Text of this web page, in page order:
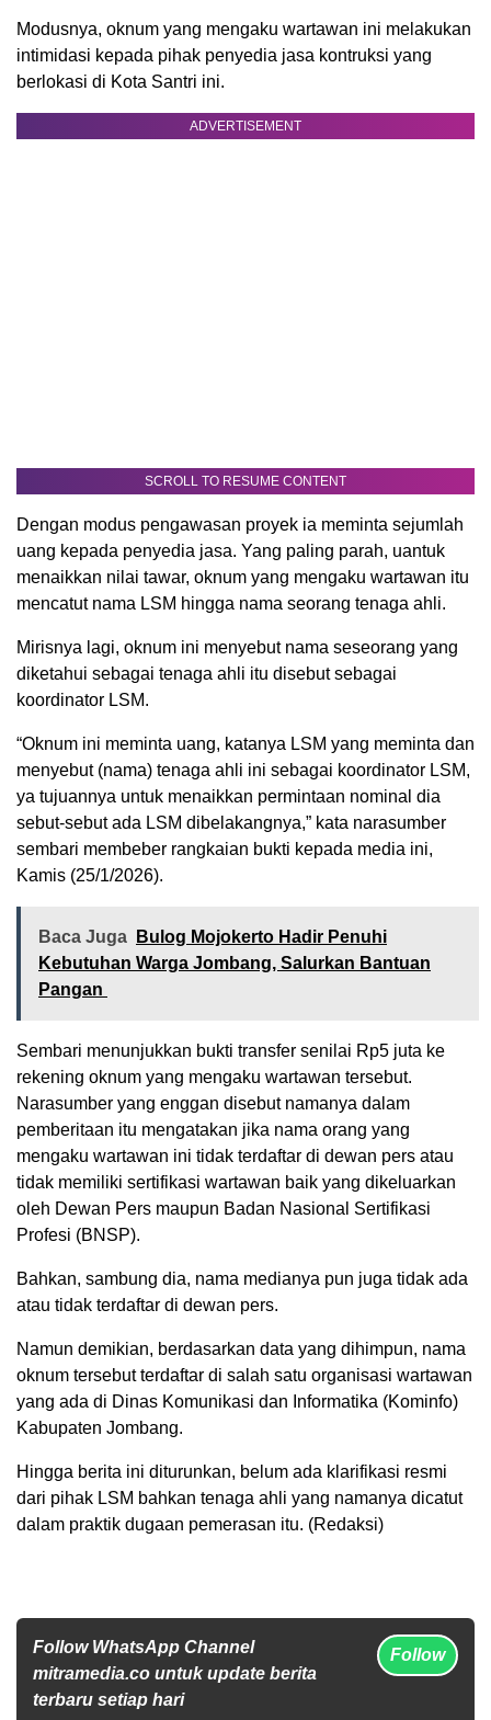
Modusnya, oknum yang mengaku wartawan ini melakukan
intimidasi kepada pihak penyedia jasa kontruksi yang
berlokasi di Kota Santri ini.
ADVERTISEMENT
SCROLL TO RESUME CONTENT
Dengan modus pengawasan proyek ia meminta sejumlah
uang kepada penyedia jasa. Yang paling parah, uantuk
menaikkan nilai tawar, oknum yang mengaku wartawan itu
mencatut nama LSM hingga nama seorang tenaga ahli.
Mirisnya lagi, oknum ini menyebut nama seseorang yang
diketahui sebagai tenaga ahli itu disebut sebagai
koordinator LSM.
“Oknum ini meminta uang, katanya LSM yang meminta dan
menyebut (nama) tenaga ahli ini sebagai koordinator LSM,
ya tujuannya untuk menaikkan permintaan nominal dia
sebut-sebut ada LSM dibelakangnya,” kata narasumber
sembari membeber rangkaian bukti kepada media ini,
Kamis (25/1/2026).
Baca Juga
Bulog Mojokerto Hadir Penuhi
Kebutuhan Warga Jombang, Salurkan Bantuan
Pangan
Sembari menunjukkan bukti transfer senilai Rp5 juta ke
rekening oknum yang mengaku wartawan tersebut.
Narasumber yang enggan disebut namanya dalam
pemberitaan itu mengatakan jika nama orang yang
mengaku wartawan ini tidak terdaftar di dewan pers atau
tidak memiliki sertifikasi wartawan baik yang dikeluarkan
oleh Dewan Pers maupun Badan Nasional Sertifikasi
Profesi (BNSP).
Bahkan, sambung dia, nama medianya pun juga tidak ada
atau tidak terdaftar di dewan pers.
Namun demikian, berdasarkan data yang dihimpun, nama
oknum tersebut terdaftar di salah satu organisasi wartawan
yang ada di Dinas Komunikasi dan Informatika (Kominfo)
Kabupaten Jombang.
Hingga berita ini diturunkan, belum ada klarifikasi resmi
dari pihak LSM bahkan tenaga ahli yang namanya dicatut
dalam praktik dugaan pemerasan itu. (Redaksi)
Follow WhatsApp Channel
mitramedia.co untuk update berita
terbaru setiap hari
Follow